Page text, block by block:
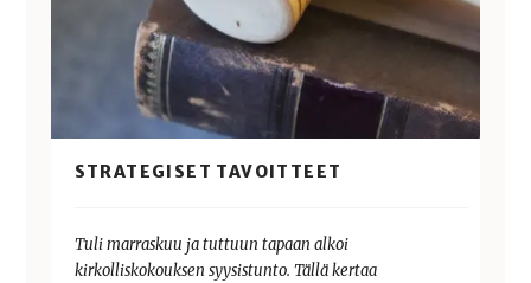
STRATEGISET TAVOITTEET
Tuli marraskuu ja tuttuun tapaan alkoi
kirkolliskokouksen syysistunto. Tällä kertaa